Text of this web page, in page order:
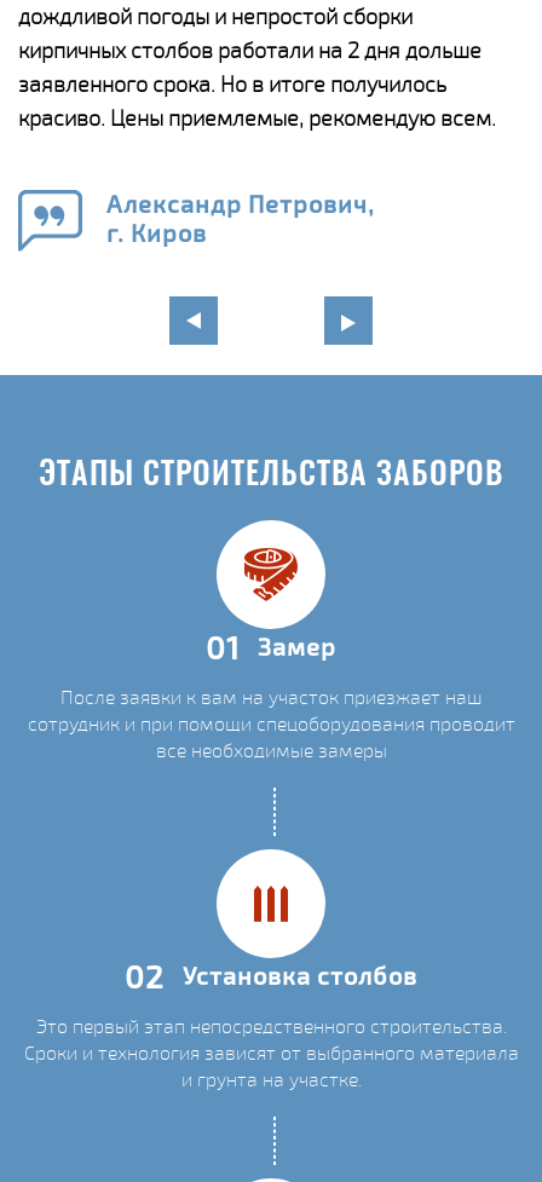
дождливой погоды и непростой сборки
кирпичных столбов работали на 2 дня дольше
заявленного срока. Но в итоге получилось
красиво. Цены приемлемые, рекомендую всем.
Александр Петрович,
г. Киров
ЭТАПЫ СТРОИТЕЛЬСТВА ЗАБОРОВ
01 Замер
После заявки к вам на участок приезжает наш
сотрудник и при помощи спецоборудования проводит
все необходимые замеры
02 Установка столбов
Это первый этап непосредственного строительства.
Сроки и технология зависят от выбранного материала
и грунта на участке.